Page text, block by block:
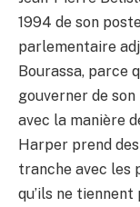
1994 de son
parlementaire
Bourassa, parce
gouverner de
avec la manière
Harper prend
tranche avec les
qu’ils ne tiennent